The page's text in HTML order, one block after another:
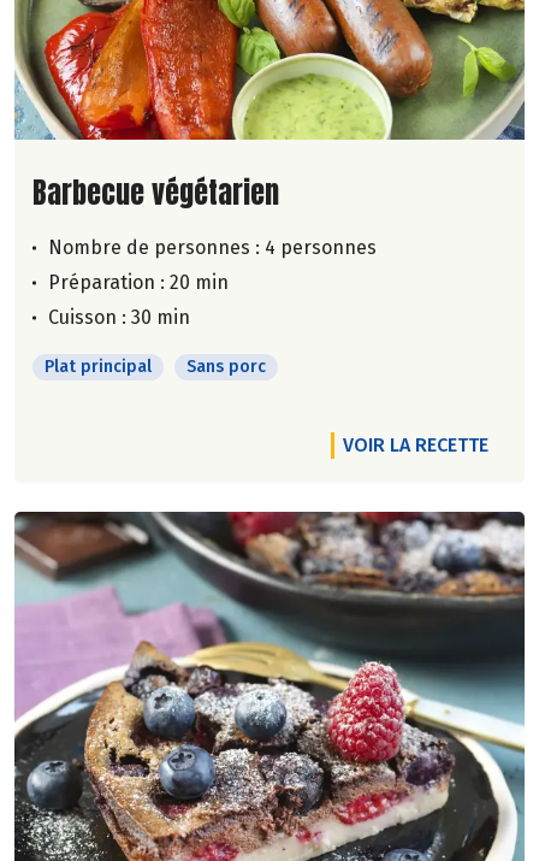
Lire la suite de la recette
Barbecue végétarien
Nombre de personnes : 4 personnes
Préparation : 20 min
Cuisson : 30 min
Plat principal Sans porc
VOIR LA RECETTE